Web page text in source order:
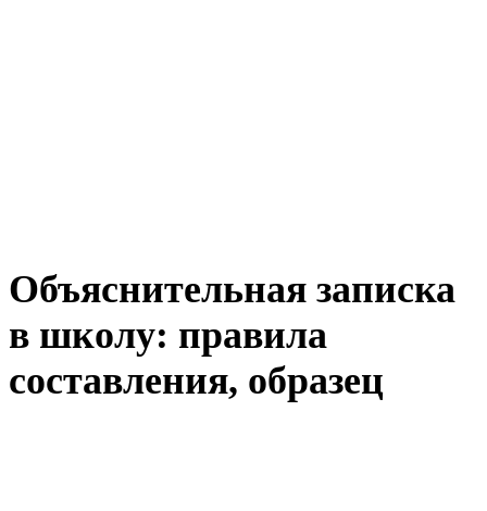
Объяснительная записка
в школу: правила
составления, образец